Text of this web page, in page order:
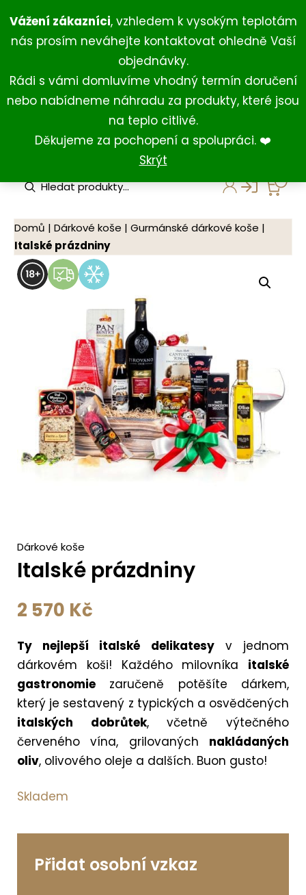
Vážení zákazníci, vzhledem k vysokým teplotám
nás prosím neváhejte kontaktovat ohledně Vaší
objednávky.
Rádi s vámi domluvíme vhodný termín doručení
nebo nabídneme náhradu za produkty, které jsou
na teplo citlivé.
Děkujeme za pochopení a spolupráci. ❤️
Skrýt
na
obsah
+420 734 429 111 (Po-Ne 8:00-18:00)
+420 731 127 211 (For English)
u
c
t
s
s
e
Domů | Dárkové koše | Gurmánské dárkové koše |
Italské prázdniny
Dárkové koše
Italské prázdniny
2 570 Kč
Ty nejlepší italské delikatesyv jednom
dárkovém koši! Každého milovníka italské
gastronomie zaručeně potěšíte dárkem,
který je sestavený z typických a osvědčených
italských dobrůtek, včetně výtečného
červeného vína, grilovaných nakládaných
oliv, olivového oleje a dalších. Buon gusto!
Skladem
Přidat osobní vzkaz